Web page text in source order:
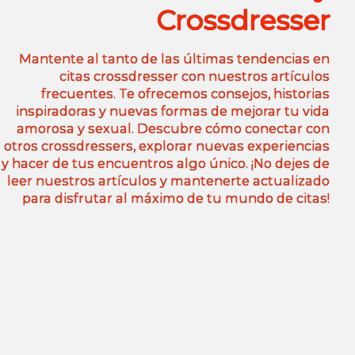
Crossdresser
Mantente al tanto de las últimas tendencias en
citas crossdresser con nuestros artículos
frecuentes. Te ofrecemos consejos, historias
inspiradoras y nuevas formas de mejorar tu vida
amorosa y sexual. Descubre cómo conectar con
otros crossdressers, explorar nuevas experiencias
y hacer de tus encuentros algo único. ¡No dejes de
leer nuestros artículos y mantenerte actualizado
para disfrutar al máximo de tu mundo de citas!